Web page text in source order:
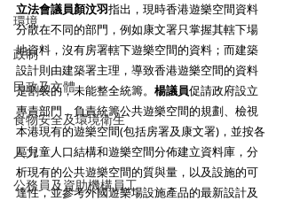
環境
政制
民政及文體
食物安全及環境衛生
人力
公務員及資助機構員工
立法會議員顏汶羽指出，現時香港遊樂空間資料
分散在不同的部門，例如康文署只掌握其轄下場
地資料，沒有房署轄下遊樂空間的資料；而建築
設計則由建築署主理，導致香港遊樂空間的資料
是割裂的，未能整全統籌。 楊議員促請政府設立
專責部門，負責統籌公共遊樂空間的規劃、檢視
本港現有的遊樂空間(包括房署及康文署)，並按各
區兒童人口結構和遊樂空間分佈建立資料庫，分
析現有的公共遊樂空間的質與量，以及設施的可
達性，並參考外國遊樂場設施產品的最新設計及